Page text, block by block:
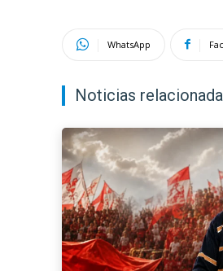
WhatsApp
Noticias